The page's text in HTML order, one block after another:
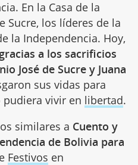
En la Casa de la
Sucre, los líderes de la
la Independencia. Hoy,
gracias a los sacrificios
José de Sucre y Juana
sus vidas para
vivir en libertad.
similares a Cuento y
de Bolivia para
Festivos en